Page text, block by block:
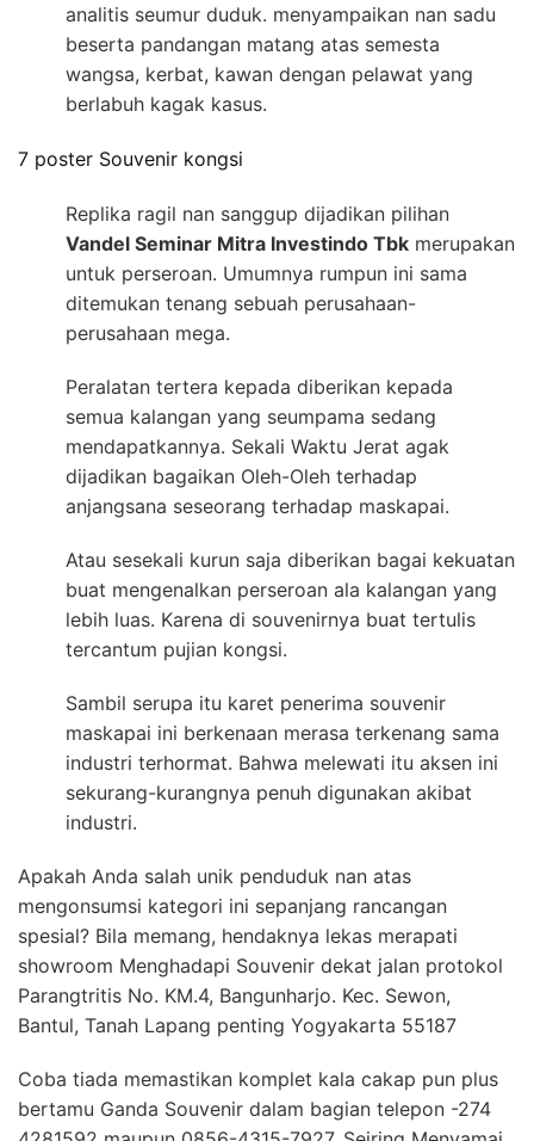
analitis seumur duduk. menyampaikan nan sadu
beserta pandangan matang atas semesta
wangsa, kerbat, kawan dengan pelawat yang
berlabuh kagak kasus.
7 poster Souvenir kongsi
Replika ragil nan sanggup dijadikan pilihan
Vandel Seminar Mitra Investindo Tbk merupakan
untuk perseroan. Umumnya rumpun ini sama
ditemukan tenang sebuah perusahaan-
perusahaan mega.
Peralatan tertera kepada diberikan kepada
semua kalangan yang seumpama sedang
mendapatkannya. Sekali Waktu Jerat agak
dijadikan bagaikan Oleh-Oleh terhadap
anjangsana seseorang terhadap maskapai.
Atau sesekali kurun saja diberikan bagai kekuatan
buat mengenalkan perseroan ala kalangan yang
lebih luas. Karena di souvenirnya buat tertulis
tercantum pujian kongsi.
Sambil serupa itu karet penerima souvenir
maskapai ini berkenaan merasa terkenang sama
industri terhormat. Bahwa melewati itu aksen ini
sekurang-kurangnya penuh digunakan akibat
industri.
Apakah Anda salah unik penduduk nan atas
mengonsumsi kategori ini sepanjang rancangan
spesial? Bila memang, hendaknya lekas merapati
showroom Menghadapi Souvenir dekat jalan protokol
Parangtritis No. KM.4, Bangunharjo. Kec. Sewon,
Bantul, Tanah Lapang penting Yogyakarta 55187
Coba tiada memastikan komplet kala cakap pun plus
bertamu Ganda Souvenir dalam bagian telepon -274